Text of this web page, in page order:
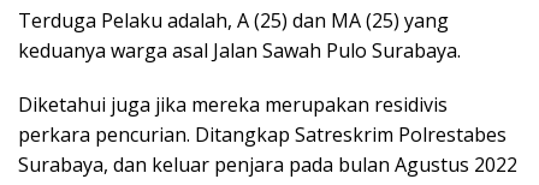
Terduga Pelaku adalah, A (25) dan MA (25) yang
keduanya warga asal Jalan Sawah Pulo Surabaya.
Diketahui juga jika mereka merupakan residivis
perkara pencurian. Ditangkap Satreskrim Polrestabes
Surabaya, dan keluar penjara pada bulan Agustus 2022